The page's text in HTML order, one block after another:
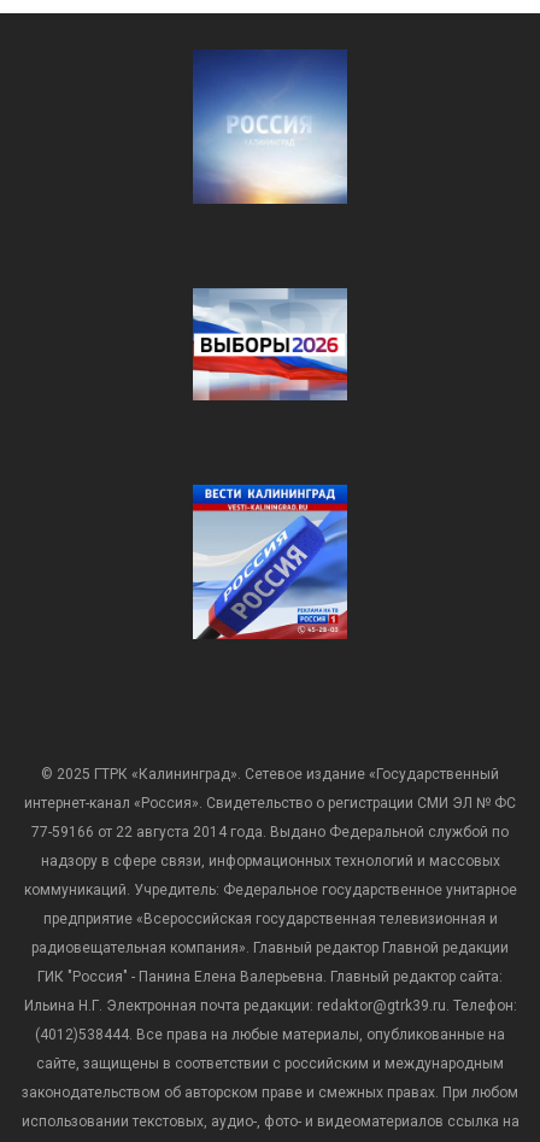
© 2025 ГТРК «Калининград». Сетевое издание «Государственный
интернет-канал «Россия». Свидетельство о регистрации СМИ ЭЛ № ФС
77-59166 от 22 августа 2014 года. Выдано Федеральной службой по
надзору в сфере связи, информационных технологий и массовых
коммуникаций. Учредитель: Федеральное государственное унитарное
предприятие «Всероссийская государственная телевизионная и
радиовещательная компания». Главный редактор Главной редакции
ГИК "Россия" - Панина Елена Валерьевна. Главный редактор сайта:
Ильина Н.Г. Электронная почта редакции: redaktor@gtrk39.ru. Телефон:
(4012)538444. Все права на любые материалы, опубликованные на
сайте, защищены в соответствии с российским и международным
законодательством об авторском праве и смежных правах. При любом
использовании текстовых, аудио-, фото- и видеоматериалов ссылка на